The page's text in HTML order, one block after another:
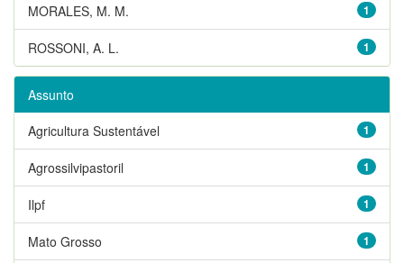
1
MORALES, M. M.
1
ROSSONI, A. L.
Assunto
1
Agricultura Sustentável
1
Agrossilvipastoril
1
Ilpf
1
Mato Grosso